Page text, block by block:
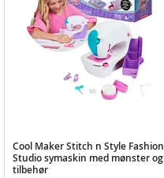
Cool Maker Stitch n Style Fashion
Studio symaskin med mønster og
tilbehør